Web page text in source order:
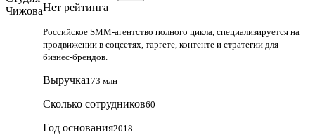
Нет рейтинга
Российское SMM-агентство полного цикла, специализируется на
продвижении в соцсетях, таргете, контенте и стратегии для
бизнес-брендов.
Выручка173 млн
Сколько сотрудников60
Год основания2018